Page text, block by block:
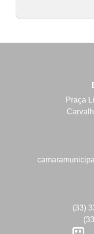
Praça
(33)